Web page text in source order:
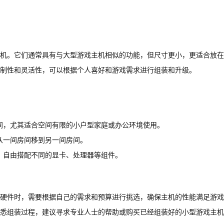
。它们通常具有与大型游戏主机相似的功能，但尺寸更小，更适合放
和灵活性，可以根据个人喜好和游戏需求进行组装和升级。
尤其适合空间有限的小户型家庭或办公环境使用。
间房间移到另一间房间。
由搭配不同的显卡、处理器等组件。
件时，需要根据自己的需求和预算进行挑选，确保主机的性能满足游
组装过程，建议寻求专业人士的帮助或购买已经组装好的小型游戏主